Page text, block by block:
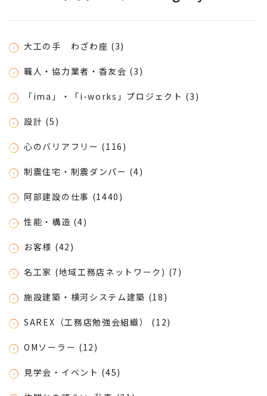
大工の手 わざわ座 (3)
職人・協力業者・香友会 (3)
「ima」・「i-works」プロジェクト (3)
設計 (5)
心のバリアフリー (116)
制震住宅・制震ダンパー (4)
阿部建設の仕事 (1440)
性能・構造 (4)
お客様 (42)
名工家 (地域工務店ネットワーク) (7)
施設建築・横河システム建築 (18)
SAREX（工務店勉強会組織） (12)
OMソーラー (12)
見学会・イベント (45)